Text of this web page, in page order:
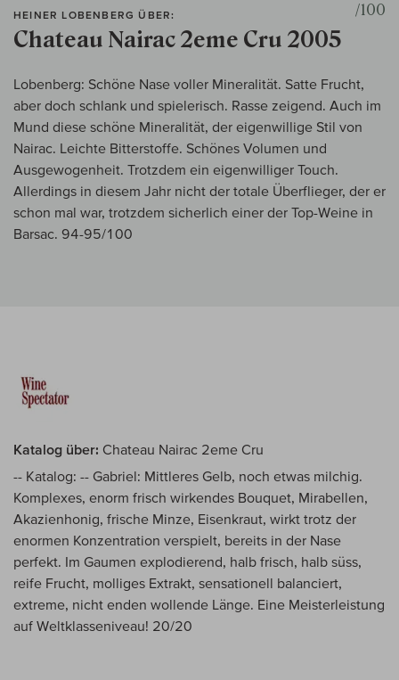
HEINER LOBENBERG ÜBER:
Chateau Nairac 2eme Cru 2005
/100
Lobenberg: Schöne Nase voller Mineralität. Satte Frucht,
aber doch schlank und spielerisch. Rasse zeigend. Auch im
Mund diese schöne Mineralität, der eigenwillige Stil von
Nairac. Leichte Bitterstoffe. Schönes Volumen und
Ausgewogenheit. Trotzdem ein eigenwilliger Touch.
Allerdings in diesem Jahr nicht der totale Überflieger, der er
schon mal war, trotzdem sicherlich einer der Top-Weine in
Barsac. 94-95/100
Katalog über: Chateau Nairac 2eme Cru
-- Katalog: -- Gabriel: Mittleres Gelb, noch etwas milchig.
Komplexes, enorm frisch wirkendes Bouquet, Mirabellen,
Akazienhonig, frische Minze, Eisenkraut, wirkt trotz der
enormen Konzentration verspielt, bereits in der Nase
perfekt. Im Gaumen explodierend, halb frisch, halb süss,
reife Frucht, molliges Extrakt, sensationell balanciert,
extreme, nicht enden wollende Länge. Eine Meisterleistung
auf Weltklasseniveau! 20/20